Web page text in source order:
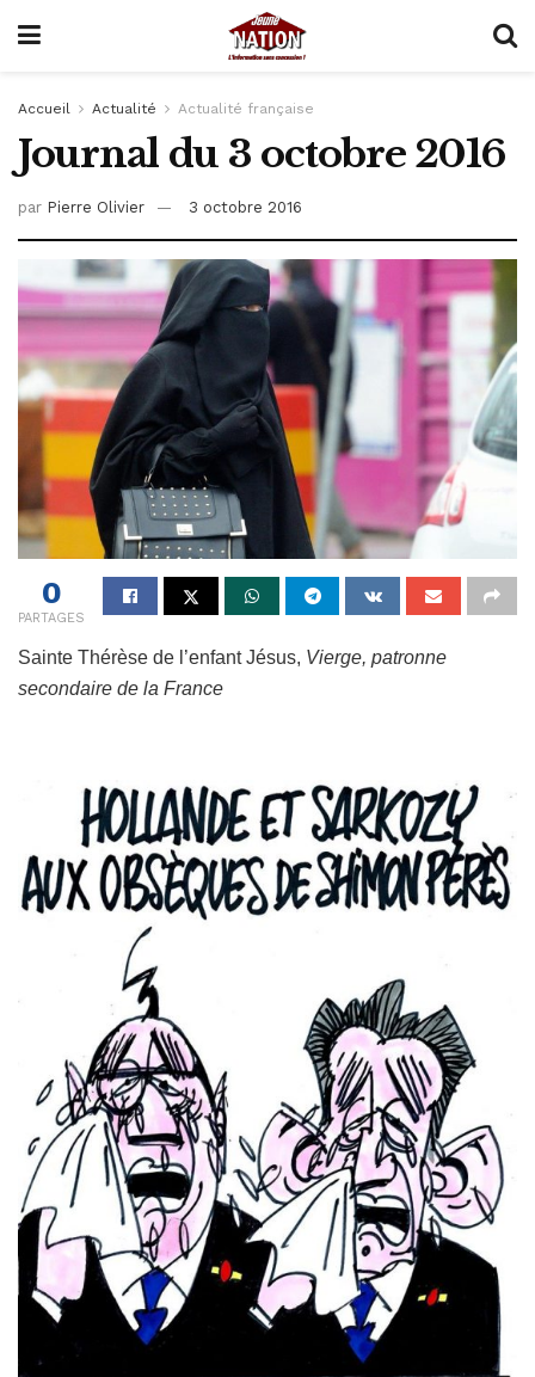
Accueil Actualité Actualité française
Journal du 3 octobre 2016
par Pierre Olivier 3 octobre 2016
0
PARTAGES
Sainte Thérèse de l’enfant Jésus, Vierge, patronne
secondaire de la France